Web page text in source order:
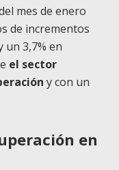
mes de enero
de incrementos
un 3,7% en
el sector
y con un
en